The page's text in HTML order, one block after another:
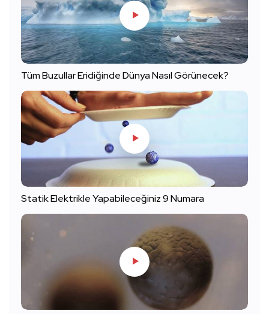
Tüm Buzullar Eridiğinde Dünya Nasıl Görünecek?
Statik Elektrikle Yapabileceğiniz 9 Numara